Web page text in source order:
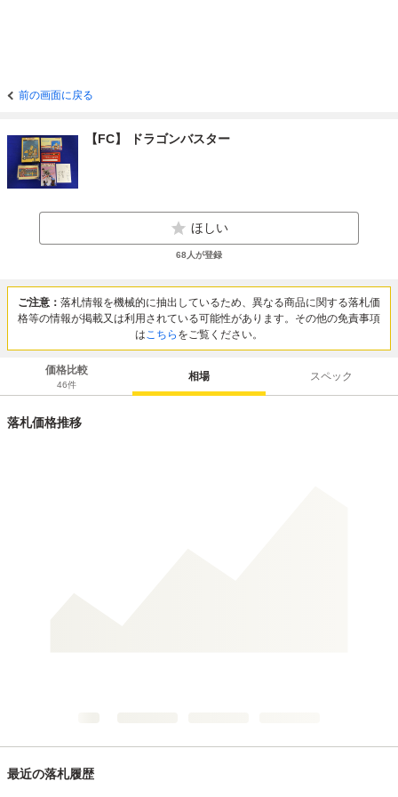
前の画面に戻る
【FC】 ドラゴンバスター
ほしい
68人が登録
ご注意： 落札情報を機械的に抽出しているため、異なる商品に関する落札価
格等の情報が掲載又は利用されている可能性があります。その他の免責事項
はこちら をご覧ください。
価格比較
46件
相場 スペック
落札価格推移
最近の落札履歴